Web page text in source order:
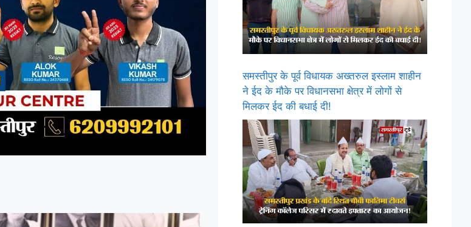
समस्तीपुर के पूर्व विधायक अख्तरुल इस्लाम शाहीन
ने ईद के मौके पर विधानसभा क्षेत्र में लोगों से
मिलकर ईद की बधाई दी!